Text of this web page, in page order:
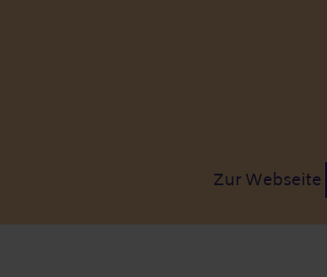
Zur Webseite